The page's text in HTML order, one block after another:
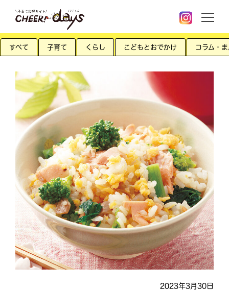
すべて 子育て くらし こどもとおでかけ コラム・
2023年3月30日